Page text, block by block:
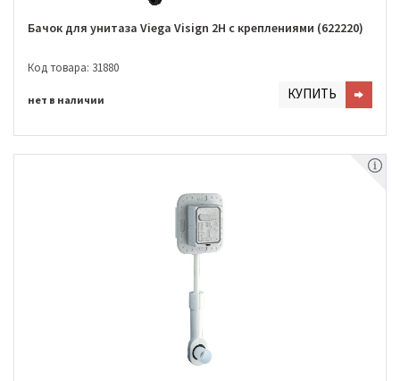
Бачок для унитаза Viega Visign 2H с креплениями (622220)
Код товара: 31880
нет в наличии КУПИТЬ